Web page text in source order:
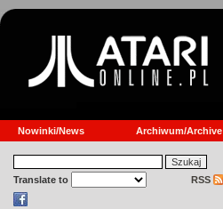
Nowinki/News Archiwum/Archive
Translate to RSS